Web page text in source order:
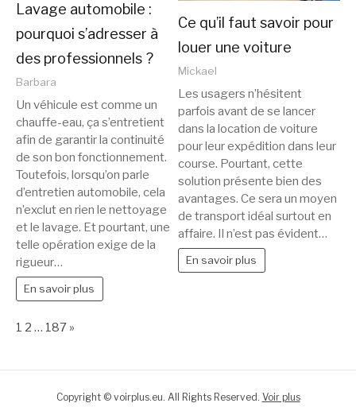
Lavage automobile :
pourquoi s’adresser à
des professionnels ?
Barbara
Un véhicule est comme un
chauffe-eau, ça s’entretient
afin de garantir la continuité
de son bon fonctionnement.
Toutefois, lorsqu’on parle
d’entretien automobile, cela
n’exclut en rien le nettoyage
et le lavage. Et pourtant, une
telle opération exige de la
rigueur…
En savoir plus
Ce qu’il faut savoir pour
louer une voiture
Mickael
Les usagers n’hésitent
parfois avant de se lancer
dans la location de voiture
pour leur expédition dans leur
course. Pourtant, cette
solution présente bien des
avantages. Ce sera un moyen
de transport idéal surtout en
affaire. Il n’est pas évident…
En savoir plus
Page:
1 2 … 187 Next
»
Copyright © voirplus.eu. All Rights Reserved. Voir plus